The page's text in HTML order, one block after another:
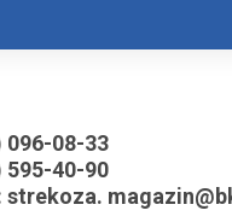
096-08-33
595-40-90
strekoza.